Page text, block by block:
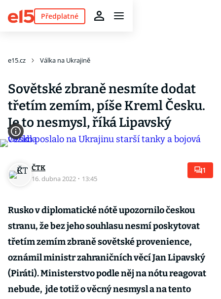
Předplatné
e15.cz Válka na Ukrajině
Sovětské zbraně nesmíte dodat
třetím zemím, píše Kreml Česku.
Je to nesmysl, říká Lipavský
ČTK
16. dubna 2022 · 13:45
1
Rusko v diplomatické nótě upozornilo českou
stranu, že bez jeho souhlasu nesmí poskytovat
třetím zemím zbraně sovětské provenience,
oznámil ministr zahraničních věcí Jan Lipavský
(Piráti). Ministerstvo podle něj na nótu reagovat
nebude, jde totiž o věcný nesmysl a na tento